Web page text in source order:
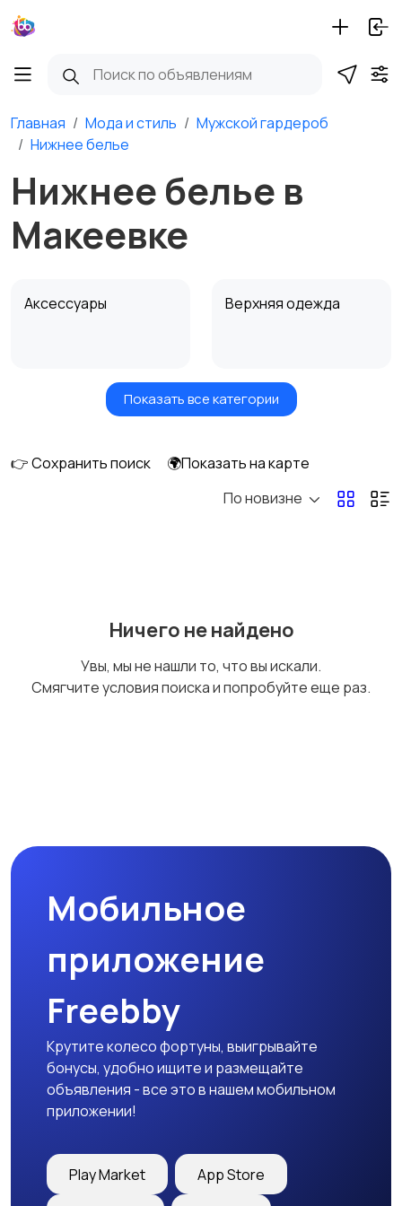
Главная Мода и стиль
Мужской гардероб
Нижнее белье
Нижнее белье в
Макеевке
Аксессуары Верхняя одежда
Головные уборы Домашняя одежда
Нижнее белье
Футболки и поло Штаны и шорты
Другое
Показать все категории
👉 Сохранить поиск
🌍Показать на карте
По новизне
Ничего не найдено
Увы, мы не нашли то, что вы искали.
Смягчите условия поиска и попробуйте еще раз.
Мобильное
приложение
Freebby
Крутите колесо фортуны, выигрывайте
бонусы, удобно ищите и размещайте
объявления - все это в нашем мобильном
приложении!
Play Market App Store